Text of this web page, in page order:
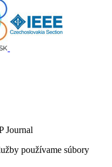
Journal
používame súbory